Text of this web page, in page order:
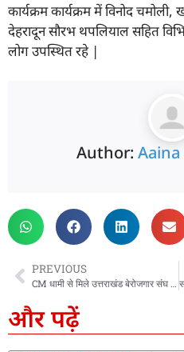
कार्यक्रम कार्यक्रम में विनोद
देहरादून सौरभ थपलियाल सहित
लोग उपस्थित रहे |
Author:
PREVIOUS
CM धामी से मिले उत्तराखंड बेरोजगार संघ के प्रतिनिधि, Ukट्रिपलsc पेपर रद्द करने पर जताया आभार, CM ने कहा-भर्ती परीक्षाओं में भ्रष्टाचार व नकल पर जीरो टॉलरेंस की नीति जारी रहेगी
और पढ़ें